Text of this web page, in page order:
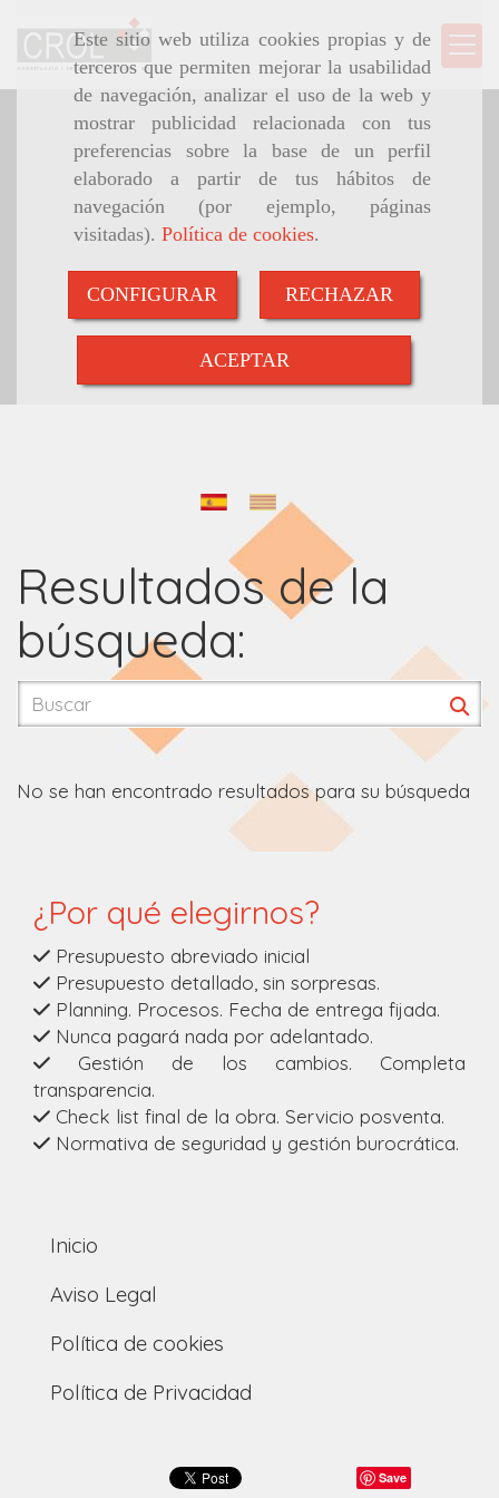
Este sitio web utiliza cookies propias y de
terceros que permiten mejorar la usabilidad
de navegación, analizar el uso de la web y
mostrar publicidad relacionada con tus
preferencias sobre la base de un perfil
elaborado a partir de tus hábitos de
navegación (por ejemplo, páginas
visitadas). Política de cookies.
CONFIGURAR RECHAZAR
ACEPTAR
Resultados de la
búsqueda:
No se han encontrado resultados para su búsqueda
¿Por qué elegirnos?
Presupuesto abreviado inicial
Presupuesto detallado, sin sorpresas.
Planning. Procesos. Fecha de entrega fijada.
Nunca pagará nada por adelantado.
Gestión de los cambios. Completa
transparencia.
Check list final de la obra. Servicio posventa.
Normativa de seguridad y gestión burocrática.
Inicio
Aviso Legal
Política de cookies
Política de Privacidad
Save